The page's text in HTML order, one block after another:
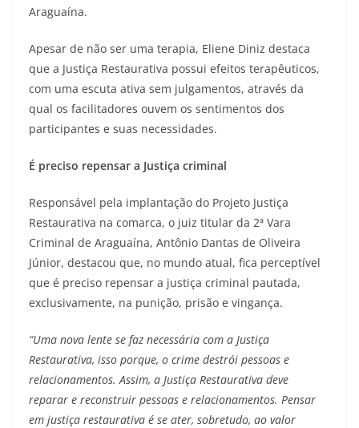
Araguaína.
Apesar de não ser uma terapia, Eliene Diniz destaca
que a Justiça Restaurativa possui efeitos terapêuticos,
com uma escuta ativa sem julgamentos, através da
qual os facilitadores ouvem os sentimentos dos
participantes e suas necessidades.
É preciso repensar a Justiça criminal
Responsável pela implantação do Projeto Justiça
Restaurativa na comarca, o juiz titular da 2ª Vara
Criminal de Araguaína, Antônio Dantas de Oliveira
Júnior, destacou que, no mundo atual, fica perceptível
que é preciso repensar a justiça criminal pautada,
exclusivamente, na punição, prisão e vingança.
“Uma nova lente se faz necessária com a Justiça
Restaurativa, isso porque, o crime destrói pessoas e
relacionamentos. Assim, a Justiça Restaurativa deve
reparar e reconstruir pessoas e relacionamentos. Pensar
em justiça restaurativa é se ater, sobretudo, ao valor